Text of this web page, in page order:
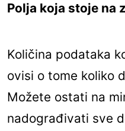
Polja koja stoje na
Količina podataka
ovisi o tome koliko
Možete ostati na
nadograđivati sve